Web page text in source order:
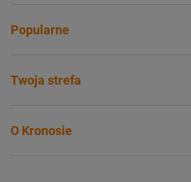
Popularne
Twoja strefa
O Kronosie